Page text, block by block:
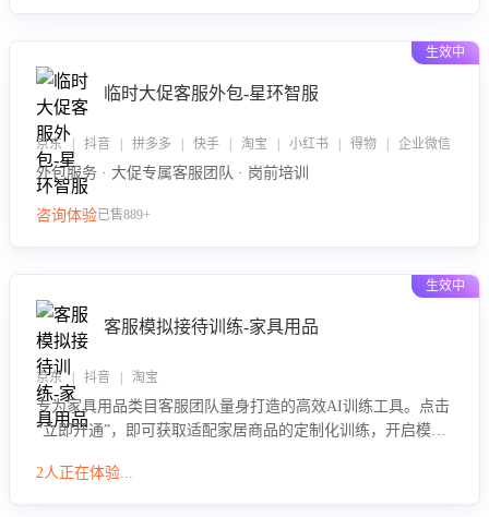
生效中
临时大促客服外包-星环智服
京东 | 抖音 | 拼多多 | 快手 | 淘宝 | 小红书 | 得物 | 企业微信
外包服务 · 大促专属客服团队 · 岗前培训
咨询体验已售889+
生效中
客服模拟接待训练-家具用品
京东 | 抖音 | 淘宝
专为家具用品类目客服团队量身打造的高效AI训练工具。点击
“立即开通”，即可获取适配家居商品的定制化训练，开启模拟
参数咨询等高频场景下的专业应对能力。
2人正在体验...